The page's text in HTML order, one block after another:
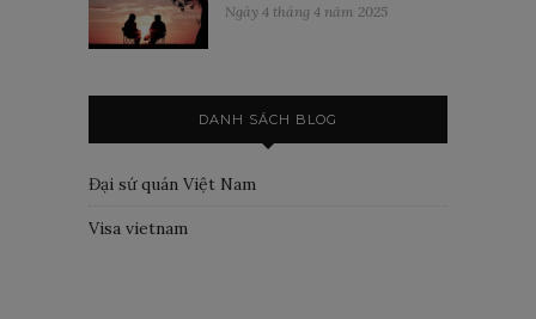
Ngày 4 tháng 4 năm 2025
DANH SÁCH BLOG
Đại sứ quán Việt Nam
Visa vietnam